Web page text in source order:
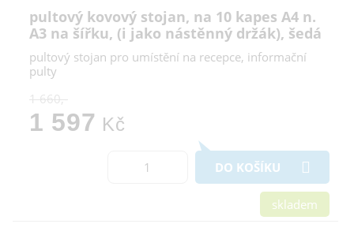
pultový kovový stojan, na 10 kapes A4 n.
A3 na šířku, (i jako nástěnný držák), šedá
pultový stojan pro umístění na recepce, informační
pulty
1 660,-
1 597 Kč
DO KOŠÍKU
skladem